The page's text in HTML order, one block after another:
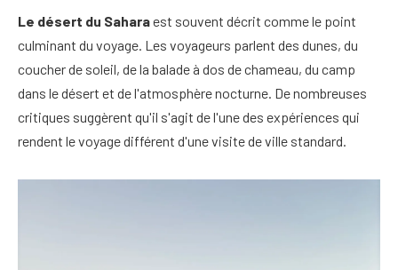
Le désert du Saharaest souvent décrit comme le point
culminant du voyage. Les voyageurs parlent des dunes, du
coucher de soleil, de la balade à dos de chameau, du camp
dans le désert et de l'atmosphère nocturne. De nombreuses
critiques suggèrent qu'il s'agit de l'une des expériences qui
rendent le voyage différent d'une visite de ville standard.